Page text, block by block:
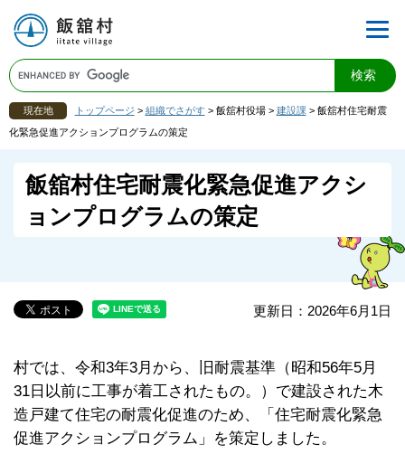
現在地 トップページ > 組織でさがす > 飯舘村役場 > 建設課 > 飯舘村住宅耐震
化緊急促進アクションプログラムの策定
飯舘村住宅耐震化緊急促進アクシ
ョンプログラムの策定
更新日：2026年6月1日
村では、令和3年3月から、旧耐震基準（昭和56年5月
31日以前に工事が着工されたもの。）で建設された木
造戸建て住宅の耐震化促進のため、「住宅耐震化緊急
促進アクションプログラム」を策定しました。